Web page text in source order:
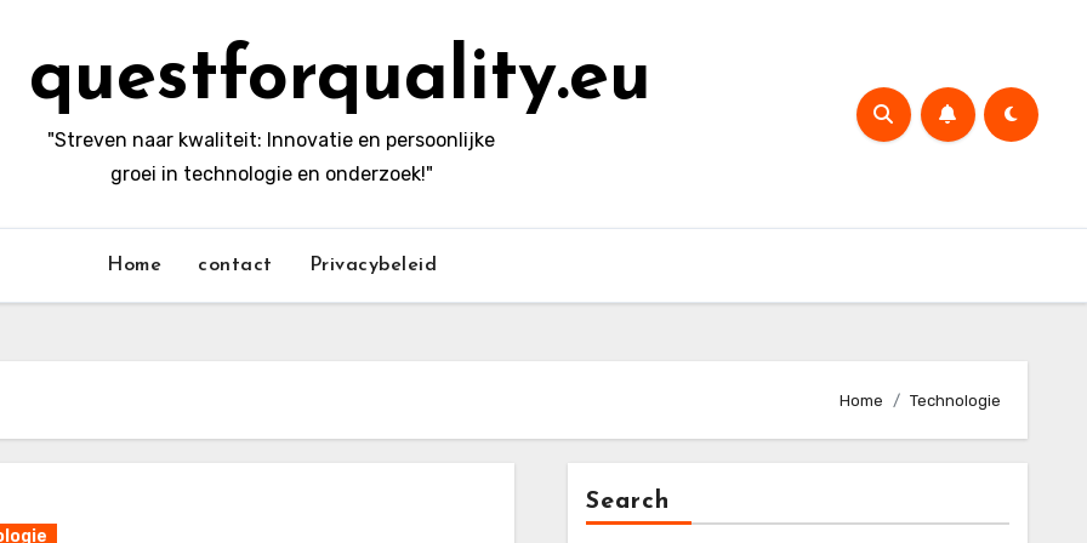
questforquality.eu
"Streven naar kwaliteit: Innovatie en persoonlijke
groei in technologie en onderzoek!"
Home contact Privacybeleid
Home Technologie
Search